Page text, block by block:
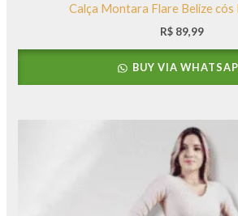
Calça Montara Flare Belize
R$ 89,99
BUY VIA